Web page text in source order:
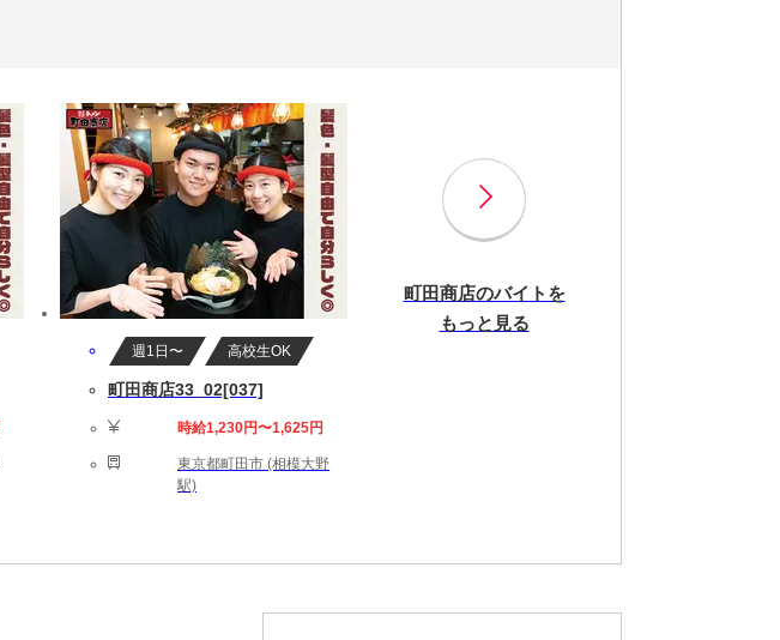
週1日〜 高校生OK
町田商店33_02[037]
時給1,230円〜1,625円
東京都町田市 (相模大野
駅)
町田商店のバイトを
もっと見る